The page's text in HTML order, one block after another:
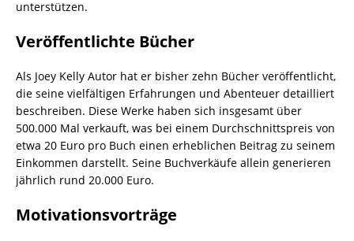
unterstützen.
Veröffentlichte Bücher
Als Joey Kelly Autor hat er bisher zehn Bücher veröffentlicht,
die seine vielfältigen Erfahrungen und Abenteuer detailliert
beschreiben. Diese Werke haben sich insgesamt über
500.000 Mal verkauft, was bei einem Durchschnittspreis von
etwa 20 Euro pro Buch einen erheblichen Beitrag zu seinem
Einkommen darstellt. Seine Buchverkäufe allein generieren
jährlich rund 20.000 Euro.
Motivationsvorträge